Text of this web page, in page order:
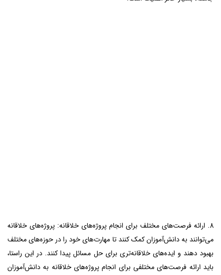
8. ارائه فرصت‌های مختلف برای انجام پروژه‌های خلاقانه: پروژه‌های خلاقانه
می‌توانند به دانش‌آموزان کمک کنند تا مهارت‌های خود را در حوزه‌های مختلف
بهبود دهند و ایده‌های خلاقانه‌تری برای حل مسائل پیدا کنند. در این راستا،
باید ارائه فرصت‌های مختلفی برای انجام پروژه‌های خلاقانه به دانش‌آموزان